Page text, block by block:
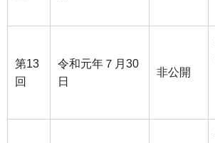
第13
回
令和元年７月30
日
非公開